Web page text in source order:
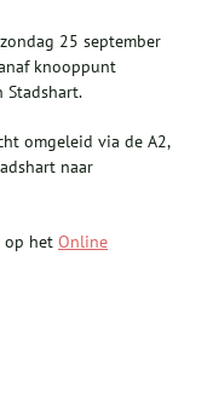
25 september
knooppunt
Stadshart.
omgeleid via de A2,
naar
op het Online